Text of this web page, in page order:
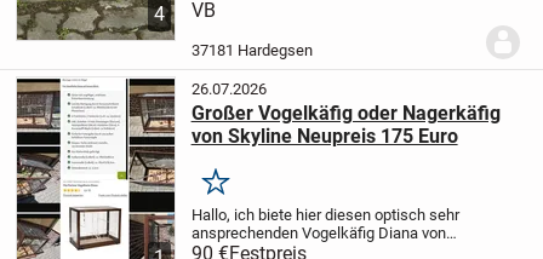
4 gebrauchte.
Vögel.
Siehe Bilder
VB
37181 Hardegsen
26.07.2026
Großer Vogelkäfig oder Nagerkäfig
von Skyline Neupreis 175 Euro
Merken
Hallo, ich biete hier diesen optisch sehr
ansprechenden Vogelkäfig Diana von
Skyline an.Er kann auch für Hamster,
90 €Festpreis